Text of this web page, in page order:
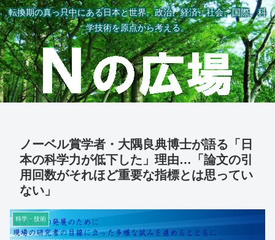
転換期の真っ只中にある日本と世界。政治、経済、社会、国際、科
学技術を原点から考える。
ノーベル賞学者・大隅良典博士が語る「日
本の科学力が低下した」理由…「論文の引
用回数がそれほど重要な指標とは思ってい
ない」
科学・技術